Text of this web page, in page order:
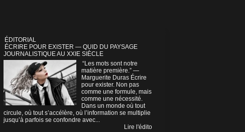
ÉDITORIAL
ÉCRIRE POUR EXISTER — QUID DU PAYSAGE
JOURNALISTIQUE AU XXIE SIÈCLE
“Les mots sont notre
matière première.” —
Marguerite Duras Écrire
pour exister. Non pas
comme une formule, mais
comme une nécessité.
Dans un monde où tout
circule, où tout s’accélère, où l’information se multiplie
jusqu’à parfois se confondre avec...
Lire l'édito